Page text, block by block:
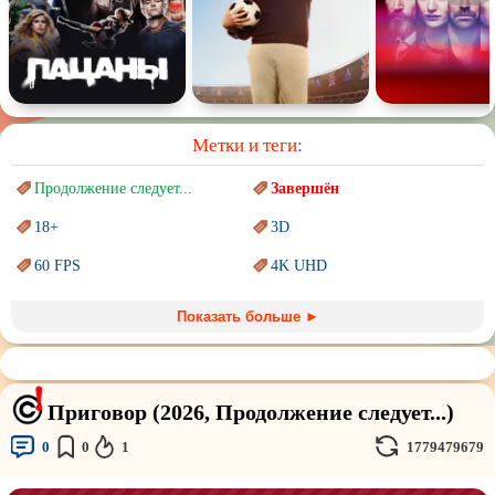
Метки и теги:
Продолжение следует... Завершён
18+ 3D
60 FPS 4K UHD
Marvel PIXAR
Sci-Fi (Научнаяфантастика) Trash (трэш) movies
Авангард иСюрреализм Ангелы и Демоны
Аниме
Показать больше ►
Приговор (2026, Продолжение следует...)
0 0 1 1779479679